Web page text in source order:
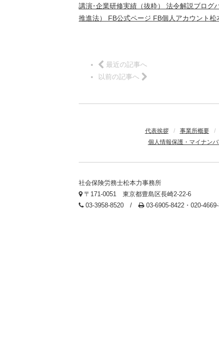
講演･企業研修実績（抜粋） 法令解説ブログ
推進法） FB公式ページ FB個人アカウント
最近の記事へ
以前の記事へ
代表挨拶 / 事業所概要
/
個人情報保護・マイナン
社会保険労務士松本力事務所
〒171-0051 東京都豊島区長崎2-22-6
03-3958-8520 /
03-6905-8422・020-